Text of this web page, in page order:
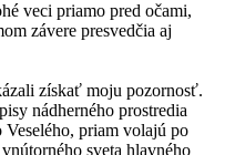
veci priamo pred očami,
závere presvedčia aj
získať moju pozornosť.
nádherného prostredia
priam volajú po
sveta hlavného